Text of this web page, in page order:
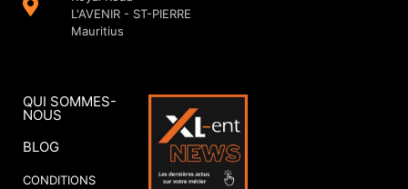
L'AVENIR - ST-PIERRE
Mauritius
QUI SOMMES-
NOUS
BLOG
CONDITIONS